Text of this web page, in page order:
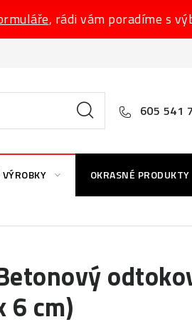
, rádi vám poradíme s
605 541
OKRASNÉ PRODUKTY
6 cm)